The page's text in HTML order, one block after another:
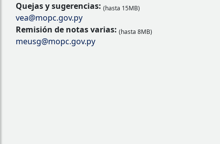
Quejas y sugerencias: (hasta 15MB)
vea@mopc.gov.py
Remisión de notas varias: (hasta 8MB)
meusg@mopc.gov.py